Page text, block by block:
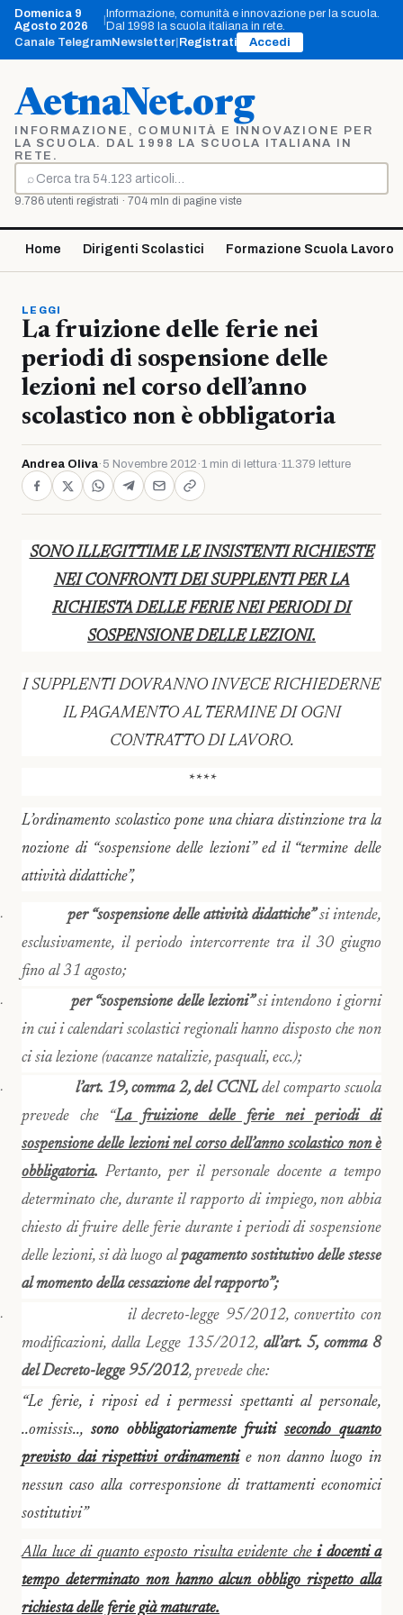
Vai
contenuto
Domenica 9
Agosto 2026
|Informazione, comunità e innovazione per la scuola.
Dal 1998 la scuola italiana in rete.
Canale TelegramNewsletter Registrati Accedi
AetnaNet.org
INFORMAZIONE, COMUNITÀ E INNOVAZIONE PER
LA SCUOLA. DAL 1998 LA SCUOLA ITALIANA IN
RETE.
⌕
Cerca
9.786 utenti registrati · 704 mln di pagine viste
Home Dirigenti Scolastici Formazione Scuola Lavoro
LEGGI
La fruizione delle ferie nei
periodi di sospensione delle
lezioni nel corso dell’anno
scolastico non è obbligatoria
Andrea Oliva· 5 Novembre 2012 ·1 min di lettura·11.379 letture
SONO ILLEGITTIME LE INSISTENTI RICHIESTE
NEI CONFRONTI DEI SUPPLENTI PER LA
RICHIESTA DELLE FERIE NEI PERIODI DI
SOSPENSIONE DELLE LEZIONI.
I SUPPLENTI DOVRANNO INVECE RICHIEDERNE
IL PAGAMENTO AL TERMINE DI OGNI
CONTRATTO DI LAVORO.
****
L’ordinamento scolastico pone una chiara distinzione tra la
nozione di “sospensione delle lezioni” ed il “termine delle
attività didattiche”,
· per “sospensione delle attività didattiche” si intende,
esclusivamente, il periodo intercorrente tra il 30 giugno
fino al 31 agosto;
· per “sospensione delle lezioni” si intendono i giorni
in cui i calendari scolastici regionali hanno disposto che non
ci sia lezione (vacanze natalizie, pasquali, ecc.);
· l’art. 19, comma 2, del CCNL del comparto scuola
prevede che “La fruizione delle ferie nei periodi di
sospensione delle lezioni nel corso dell’anno scolastico non è
obbligatoria. Pertanto, per il personale docente a tempo
determinato che, durante il rapporto di impiego, non abbia
chiesto di fruire delle ferie durante i periodi di sospensione
delle lezioni, si dà luogo alpagamento sostitutivo delle stesse
al momento della cessazione del rapporto”;
·
il decreto-legge 95/2012, convertito con
modificazioni, dalla Legge 135/2012, all’art. 5, comma 8
del Decreto-legge 95/2012, prevede che:
“Le ferie, i riposi ed i permessi spettanti al personale,
..omissis.., sono obbligatoriamente fruiti secondo quanto
previsto dai rispettivi ordinamenti e non danno luogo in
nessun caso alla corresponsione di trattamenti economici
sostitutivi”
Alla luce di quanto esposto risulta evidente che i docenti a
tempo determinato non hanno alcun obbligo rispetto alla
richiesta delle ferie già maturate.